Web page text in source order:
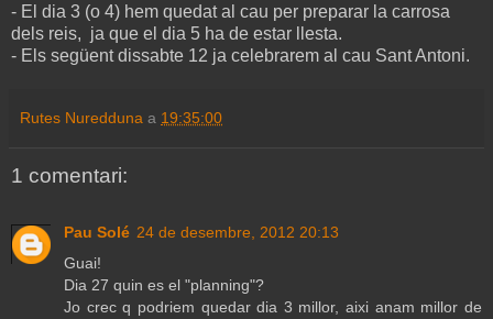
- El dia 3 (o 4) hem quedat al cau per preparar la carrosa
dels reis, ja que el dia 5 ha de estar llesta.
- Els següent dissabte 12 ja celebrarem al cau Sant Antoni.
Rutes Nuredduna a 19:35:00
1 comentari:
Pau Solé 24 de desembre, 2012 20:13
Guai!
Dia 27 quin es el "planning"?
Jo crec q podriem quedar dia 3 millor, aixi anam millor de